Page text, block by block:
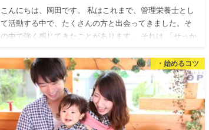
こんにちは、岡田です。 私はこれまで、管理栄養士とし
て活動する中で、たくさんの方と出会ってきました。そ
の中で強く感じてきたことがあります。 それは 「せっか
てしまっている…
・始めるコツ